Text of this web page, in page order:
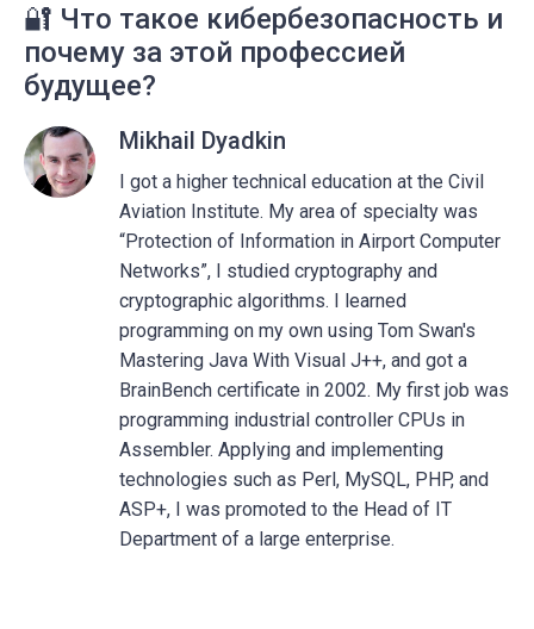
🔐 Что такое кибербезопасность и
почему за этой профессией
будущее?
Mikhail Dyadkin
I got a higher technical education at the Civil
Aviation Institute. My area of specialty was
“Protection of Information in Airport Computer
Networks”, I studied cryptography and
cryptographic algorithms. I learned
programming on my own using Tom Swan's
Mastering Java With Visual J++, and got a
BrainBench certificate in 2002. My first job was
programming industrial controller CPUs in
Assembler. Applying and implementing
technologies such as Perl, MySQL, PHP, and
ASP+, I was promoted to the Head of IT
Department of a large enterprise.